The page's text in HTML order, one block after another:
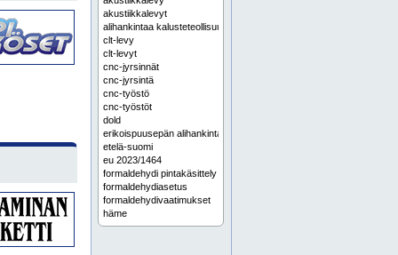
akustiikkalevyt
alihankintaa kalusteteollisuudelle
clt-levy
clt-levyt
cnc-jyrsinnät
cnc-jyrsintä
cnc-työstö
cnc-työstöt
dold
erikoispuusepän alihankinta
etelä-suomi
eu 2023/1464
formaldehydi pintakäsittely
formaldehydiasetus
formaldehydivaatimukset
häme
itä-suomi